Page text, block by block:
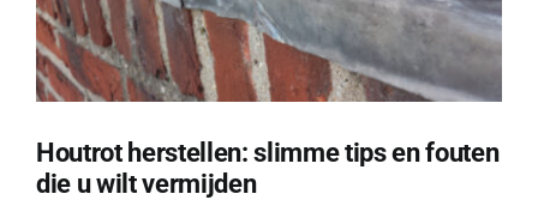
Houtrot herstellen: slimme tips en fouten
die u wilt vermijden